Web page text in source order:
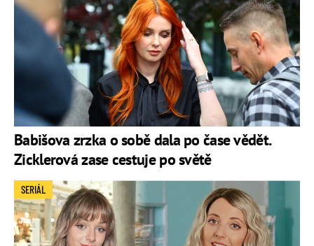
Babišova zrzka o sobě dala po čase vědět.
Zicklerová zase cestuje po světě
SERIÁL